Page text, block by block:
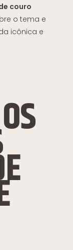
couro
o tema e
icônica e